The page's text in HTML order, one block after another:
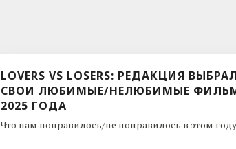
LOVERS VS LOSERS: РЕДАКЦИЯ
СВОИ ЛЮБИМЫЕ/НЕЛЮБИМЫЕ
2025 ГОДА
Что нам понравилось/не понравилось в этом